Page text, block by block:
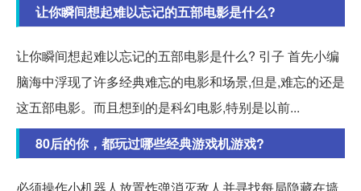
让你瞬间想起难以忘记的五部电影是什么?
让你瞬间想起难以忘记的五部电影是什么? 引子 首先小编
脑海中浮现了许多经典难忘的电影和场景,但是,难忘的还是
这五部电影。而且想到的是科幻电影,特别是以前...
80后的你，都玩过哪些经典游戏机游戏?
必须操作小机器人放置炸弹消灭敌人并寻找每局隐藏在墙